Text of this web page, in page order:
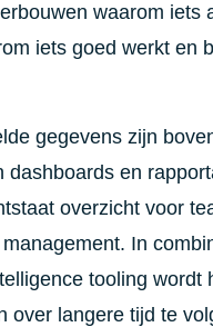
waarom iets
iets goed werkt en
gegevens zijn
dashboards en
overzicht voor
In
tooling wordt
over langere tijd te